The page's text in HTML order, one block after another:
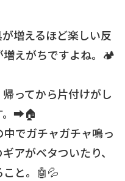
増えるほど楽しい反
増えがちですよね。🏕️
ってから片付けがし
。➡️🏠
でガチャガチャ鳴っ
アがベタついたり、
と。🤖💦